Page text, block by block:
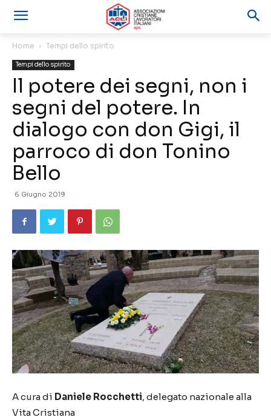
Home Tempi dello spirito
Tempi dello spirito
Il potere dei segni, non i
segni del potere. In
dialogo con don Gigi, il
parroco di don Tonino
Bello
6 Giugno 2019
A cura di Daniele Rocchetti, delegato nazionale alla
Vita Cristiana